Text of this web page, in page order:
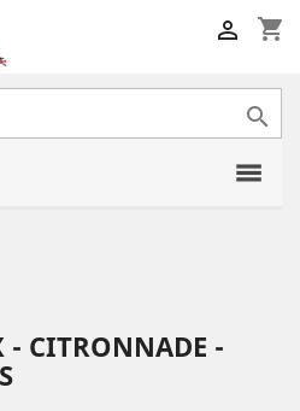
shopping_cart


- CITRONNADE -